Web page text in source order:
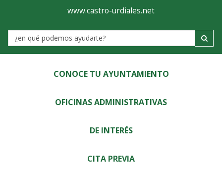
Ayuntamiento
de
Castro-
Urdiales
www.castro-urdiales.net
Label
CONOCE TU AYUNTAMIENTO
OFICINAS ADMINISTRATIVAS
DE INTERÉS
CITA PREVIA